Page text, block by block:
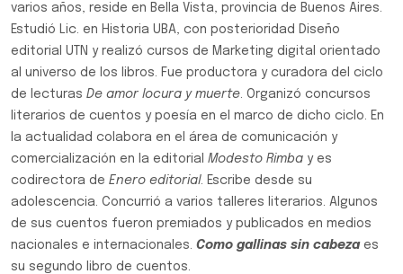
varios años, reside en Bella Vista, provincia de Buenos Aires.
Estudió Lic. en Historia UBA, con posterioridad Diseño
editorial UTN y realizó cursos de Marketing digital orientado
al universo de los libros. Fue productora y curadora del ciclo
de lecturas De amor locura y muerte. Organizó concursos
literarios de cuentos y poesía en el marco de dicho ciclo. En
la actualidad colabora en el área de comunicación y
comercialización en la editorial Modesto Rimba y es
codirectora de Enero editorial. Escribe desde su
adolescencia. Concurrió a varios talleres literarios. Algunos
de sus cuentos fueron premiados y publicados en medios
nacionales e internacionales. Como gallinas sin cabezaes
su segundo libro de cuentos.